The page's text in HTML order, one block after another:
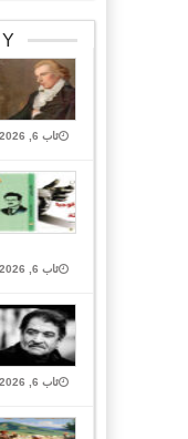
ئاب 6, 2026 Closed
ئاب 6, 2026 Closed
ئاب 6, 2026 Closed